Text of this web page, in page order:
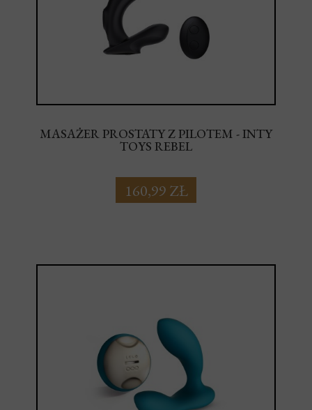
MASAŻER PROSTATY Z PILOTEM - INTY
TOYS REBEL
160,99 ZŁ